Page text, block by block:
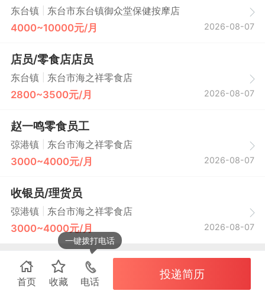
东台镇 东台市东台镇御众堂保健按摩店
4000~10000元/月 2026-08-07
店员/零食店店员
东台镇 东台市海之祥零食店
2800~3500元/月 2026-08-07
赵一鸣零食员工
弶港镇 东台市海之祥零食店
3000~4000元/月 2026-08-07
收银员/理货员
弶港镇 东台市海之祥零食店
3000~4000元/月 2026-08-07
首页 收藏 电话
一键拨打电话
投递简历